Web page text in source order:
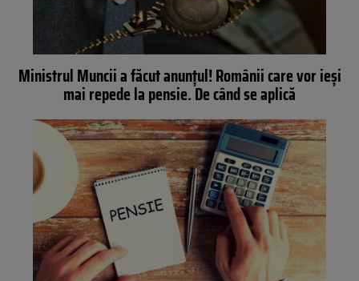
Ministrul Muncii a făcut anunțul! Românii care vor ieși
mai repede la pensie. De când se aplică